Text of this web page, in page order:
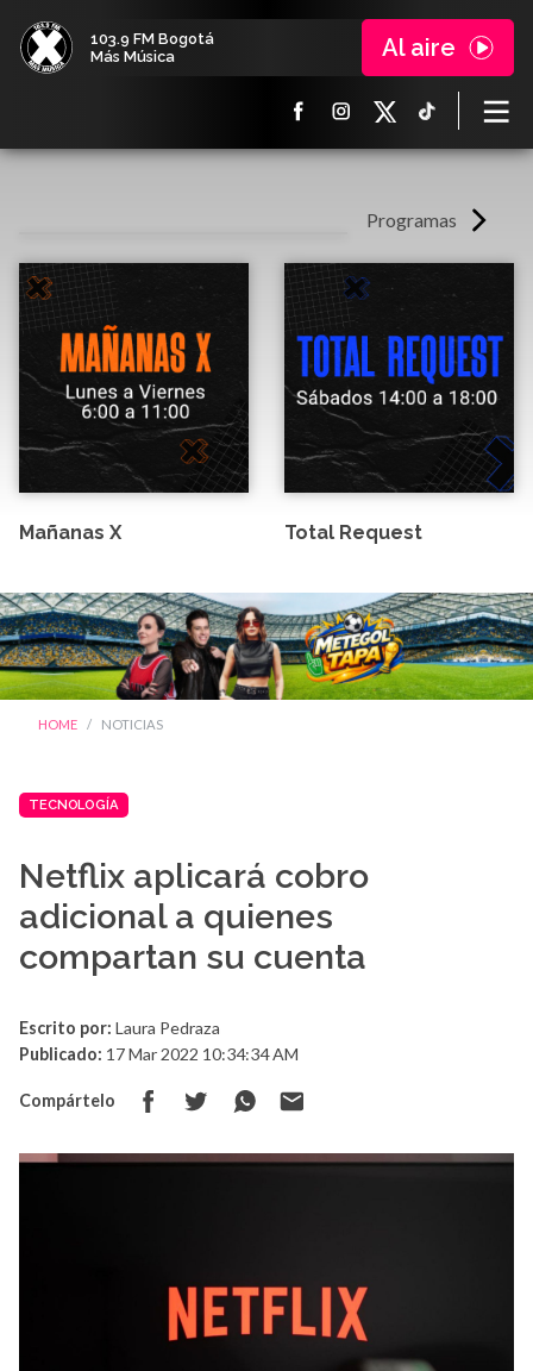
103.9 FM Bogotá
Más Música
Al aire
Programas
Mañanas X Total Request
HOME NOTICIAS
TECNOLOGÍA
Netflix aplicará cobro
adicional a quienes
compartan su cuenta
Escrito por: Laura Pedraza
Publicado: 17 Mar 2022 10:34:34 AM
Compártelo